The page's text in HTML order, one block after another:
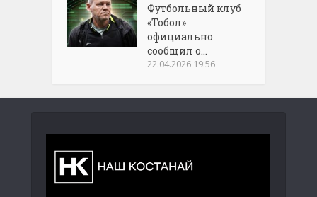
Футбольный клуб
«Тобол»
официально
сообщил о...
22.04.2026 19:56